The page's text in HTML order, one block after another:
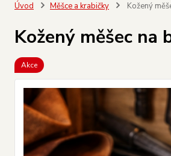
Úvod Měšce a krabičky Kožený
Kožený měšec na
Akce